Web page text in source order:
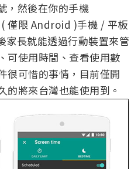
，然後在你的手機
僅限 Android )手機 / 平板
長就能透過行動裝置來管
可使用時間、查看使用數
很可惜的事情，目前僅開
的將來台灣也能使用到。